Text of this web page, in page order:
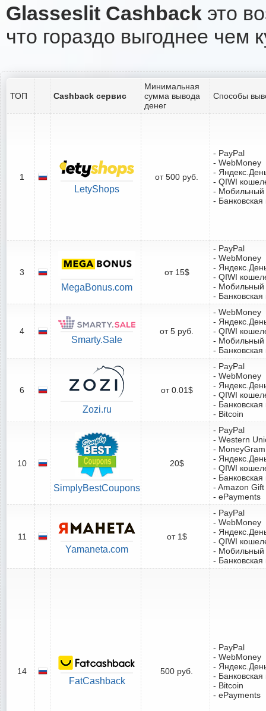
Glasseslit Cashback это
что гораздо выгоднее чем
ТОП Cashback сервис
Минимальная
сумма вывода
денег
Способы
1
LetyShops
от 500 руб.
- PayPal
- WebMoney
-
- QIWI
- Мобильный
-
3
MegaBonus.com
от 15$
- PayPal
- WebMoney
-
- QIWI
- Мобильный
-
4
Smarty.Sale
от 5 руб.
- WebMoney
-
- QIWI
- Мобильный
-
6
Zozi.ru
от 0.01$
- PayPal
- WebMoney
-
- QIWI
-
- Bitcoin
10
SimplyBestCoupons
20$
- PayPal
- Western
- MoneyGram
-
- QIWI
-
- Amazon
- ePayments
11
Yamaneta.com
от 1$
- PayPal
- WebMoney
-
- QIWI
- Мобильный
-
14
FatCashback
500 руб.
- PayPal
- WebMoney
-
-
- Bitcoin
- ePayments